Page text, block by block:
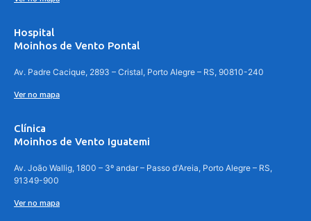
Hospital
Moinhos de Vento Pontal
Av. Padre Cacique, 2893 – Cristal, Porto Alegre – RS, 90810-240
Ver no mapa
Clínica
Moinhos de Vento Iguatemi
Av. João Wallig, 1800 – 3º andar – Passo d'Areia, Porto Alegre – RS,
91349-900
Ver no mapa